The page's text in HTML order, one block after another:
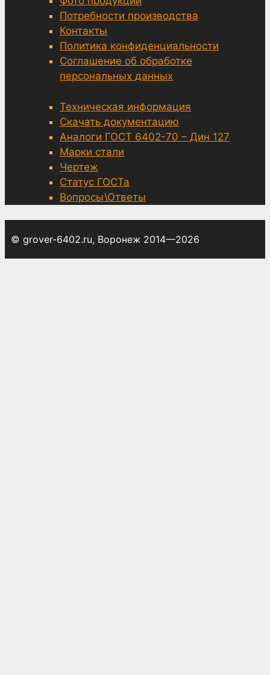
Потребности производства
Контакты
Политика конфиденциальности
Соглашение об обработке
персональных данных
Техническая информация
Скачать документацию
Аналоги ГОСТ 6402-70 – Дин 127
Марки стали
Чертеж
Статус ГОСТа
Вопросы\Ответы
© grover-6402.ru, Воронеж 2014—2026